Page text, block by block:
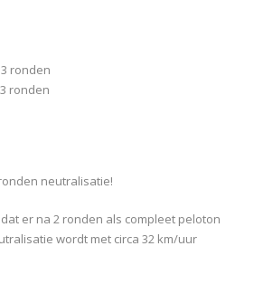
ronden
ronden
neutralisatie!
er na 2 ronden als compleet peloton
wordt met circa 32 km/uur